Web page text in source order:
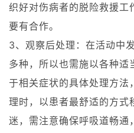
织好对伤病者的脱险救援工
要有合作。
3、观察后处理：在活动中
多种，所以也需施以各种适
于相关症状的具体处理方法
理时，以患者最舒适的方式
迷，需注意确保呼吸道畅通